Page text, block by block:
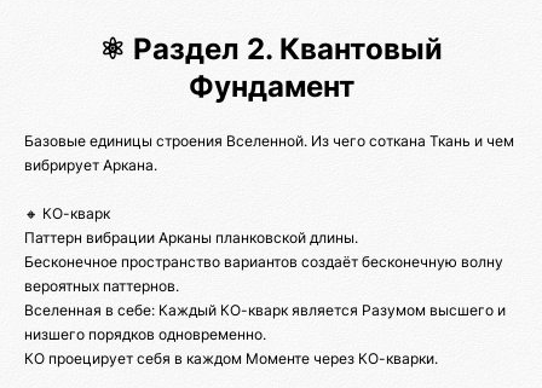
⚛️ Раздел 2. Квантовый
Фундамент
Базовые единицы строения Вселенной. Из чего соткана Ткань и чем
вибрирует Аркана.
🔸 КО-кварк
Паттерн вибрации Арканы планковской длины.
Бесконечное пространство вариантов создаёт бесконечную волну
вероятных паттернов.
Вселенная в себе: Каждый КО-кварк является Разумом высшего и
низшего порядков одновременно.
КО проецирует себя в каждом Моменте через КО-кварки.